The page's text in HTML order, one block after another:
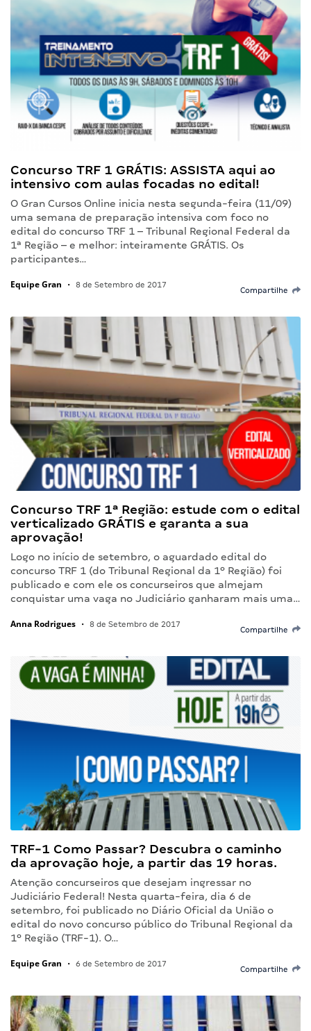
Concurso TRF 1 GRÁTIS: ASSISTA aqui ao
intensivo com aulas focadas no edital!
O Gran Cursos Online inicia nesta segunda-feira (11/09)
uma semana de preparação intensiva com foco no
edital do concurso TRF 1 – Tribunal Regional Federal da
1ª Região – e melhor: inteiramente GRÁTIS. Os
participantes…
Equipe Gran • 8 de Setembro de 2017
Compartilhe
Concurso TRF 1ª Região: estude com o edital
verticalizado GRÁTIS e garanta a sua
aprovação!
Logo no início de setembro, o aguardado edital do
concurso TRF 1 (do Tribunal Regional da 1º Região) foi
publicado e com ele os concurseiros que almejam
conquistar uma vaga no Judiciário ganharam mais uma…
Anna Rodrigues • 8 de Setembro de 2017
Compartilhe
TRF-1 Como Passar? Descubra o caminho
da aprovação hoje, a partir das 19 horas.
Atenção concurseiros que desejam ingressar no
Judiciário Federal! Nesta quarta-feira, dia 6 de
setembro, foi publicado no Diário Oficial da União o
edital do novo concurso público do Tribunal Regional da
1º Região (TRF-1). O…
Equipe Gran • 6 de Setembro de 2017
Compartilhe